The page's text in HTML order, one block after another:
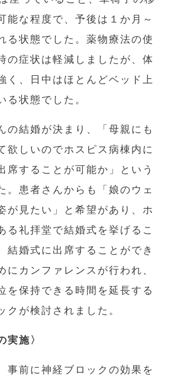
能な程度で、予後は１か月～
る状態でした。薬物療法の使
の症状は軽減しましたが、体
く、日中はほとんどベッド上
る状態でした。
の結婚が決まり、「母親にも
欲しいのでホスピス病棟内に
席することが可能か」という
。患者さんからも「娘のウェ
が見たい」と希望があり、ホ
る礼拝堂で結婚式を挙げるこ
結婚式に出席することができ
にカンファレンスが行われ、
を保持できる時間を延長する
クが検討されました。
実施〉
事前に神経ブロックの効果を